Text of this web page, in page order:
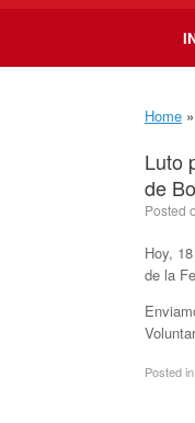
Home »
Luto
de
Posted
Hoy,
de la
Posted in